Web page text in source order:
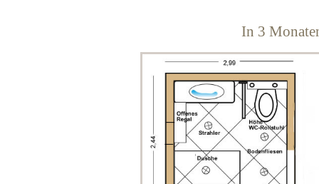
In 3